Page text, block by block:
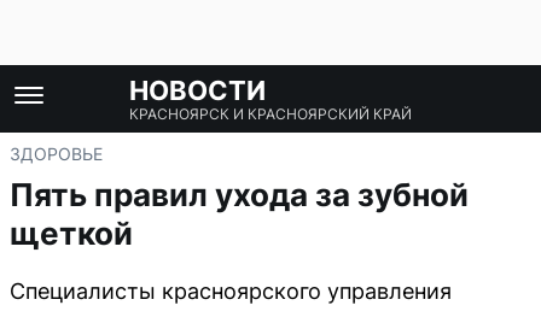
НОВОСТИ
КРАСНОЯРСК И КРАСНОЯРСКИЙ КРАЙ
ЗДОРОВЬЕ
Пять правил ухода за зубной
щеткой
Специалисты красноярского управления